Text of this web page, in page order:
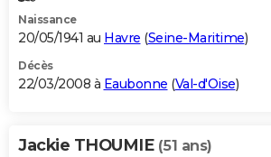
Naissance
20/05/1941 au Havre (Seine-Maritime)
Décès
22/03/2008 à Eaubonne (Val-d'Oise)
Jackie THOUMIE (51 ans)